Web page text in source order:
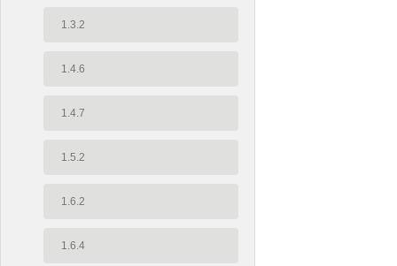
1.3.2
1.4.6
1.4.7
1.5.2
1.6.2
1.6.4